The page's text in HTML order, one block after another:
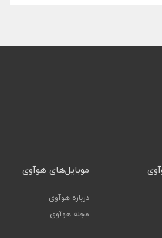
موبایل‌های هوآوی
درباره هوآوی
مجله هوآوی